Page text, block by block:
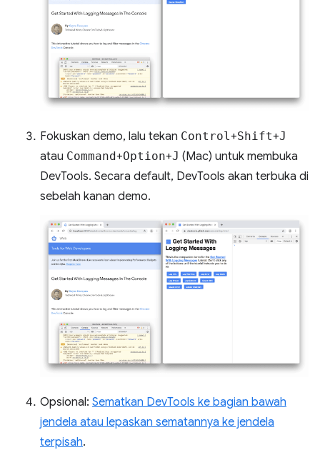
Fokuskan demo, lalu tekan Control+Shift+J
atau Command+Option+J (Mac) untuk membuka
DevTools. Secara default, DevTools akan terbuka di
sebelah kanan demo.
Opsional: Sematkan DevTools ke bagian bawah
jendela atau lepaskan sematannya ke jendela
terpisah.